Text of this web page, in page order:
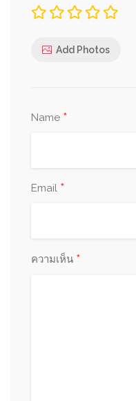
Add Photos
Name *
Email *
ความเห็น *